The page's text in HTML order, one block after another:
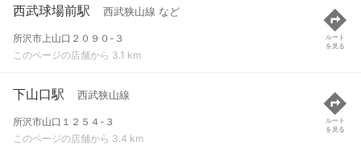
西武球場前駅 西武狭山線 など
所沢市上山口２０９０-３
このページの店舗から 3.1 km
ルート
を見る
下山口駅 西武狭山線
所沢市山口１２５４-３
このページの店舗から 3.4 km
ルート
を見る